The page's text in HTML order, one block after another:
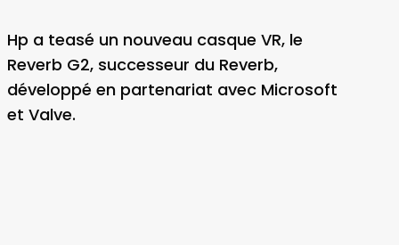
Hp a teasé un nouveau casque VR, le
Reverb G2, successeur du Reverb,
développé en partenariat avec Microsoft
et Valve.